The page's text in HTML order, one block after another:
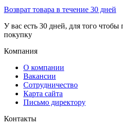
Возврат товара в течение 30 дней
У вас есть 30 дней, для того чтобы
покупку
Компания
О компании
Вакансии
Сотрудничество
Карта сайта
Письмо директору
Контакты